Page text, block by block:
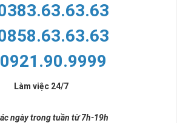
tiến hơn.
giục chúng ta lựa chọn, dựa vào những
những quyết định quan trọng.
0921.90.9999
Làm việc 24/7
ngày trong tuần từ 7h-19h